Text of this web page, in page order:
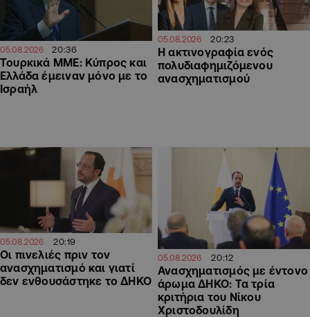
05.08.2026 20:36
Τουρκικά ΜΜΕ: Κύπρος και
Ελλάδα έμειναν μόνο με το
Ισραήλ
05.08.2026 20:23
Η ακτινογραφία ενός
πολυδιαφημιζόμενου
ανασχηματισμού
05.08.2026 20:19
Οι πινελιές πριν τον
ανασχηματισμό και γιατί
δεν ενθουσάστηκε το ΔΗΚΟ
05.08.2026 20:12
Ανασχηματισμός με έντονο
άρωμα ΔΗΚΟ: Τα τρία
κριτήρια του Νίκου
Χριστοδουλίδη